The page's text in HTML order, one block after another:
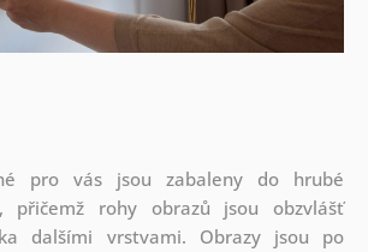
pro vás jsou zabaleny do hrubé
přičemž rohy obrazů jsou obzvlášť
dalšími vrstvami. Obrazy jsou po